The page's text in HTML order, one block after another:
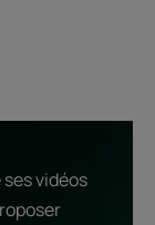
vidéos